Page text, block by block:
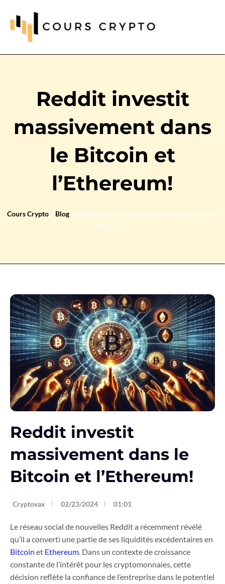
Reddit investit
massivement dans
le Bitcoin et
l’Ethereum!
Cours Crypto » Blog » Reddit investit massivement dans le Bitcoin et
l’Ethereum!
Reddit investit
massivement dans le
Bitcoin et l’Ethereum!
Cryptovax 02/23/2024 01:01
Le réseau social de nouvelles Reddit a récemment révélé
qu’il a converti une partie de ses liquidités excédentaires en
Bitcoin et Ethereum. Dans un contexte de croissance
constante de l’intérêt pour les cryptomonnaies, cette
décision reflète la confiance de l’entreprise dans le potentiel